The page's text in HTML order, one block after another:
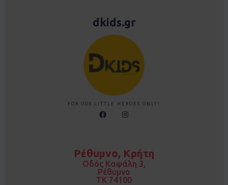
dkids.gr
FOR OUR LITTLE HEROES ONLY!
F
a
o
I
n
r
a
m
Ρέθυμνο, Κρήτη
Οδός Καψάλη 3,
Ρέθυμνο
TK 74100